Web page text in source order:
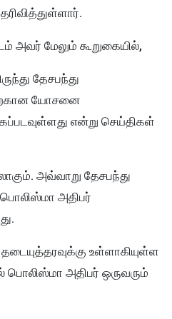
அவர் மேலும் கூறுகையில்,
தேசபந்து
யோசனை
என்று செய்திகள்
அவ்வாறு தேசபந்து
அதிபர்
உள்ளாகியுள்ள
பொலிஸ்மா அதிபர் ஒருவரும்